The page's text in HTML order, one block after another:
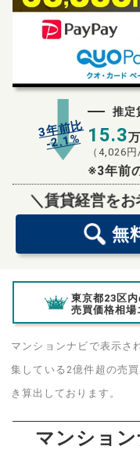
3年前比
-2.1%
推定
15.3
（ 4,026
※3年前
＼賃貸経営をお
無
無
東京都23区内
売買価格相場
マンションナビで表示さ
集している2億件超の売
き算出しております。
マンショ